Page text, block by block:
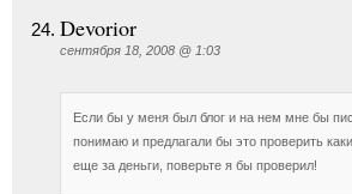
Devorior
сентября 18, 2008 @ 1:03
Если бы у меня был блог и на нем мне бы
понимаю и предлагали бы это проверить
еще за деньги, поверьте я бы проверил!